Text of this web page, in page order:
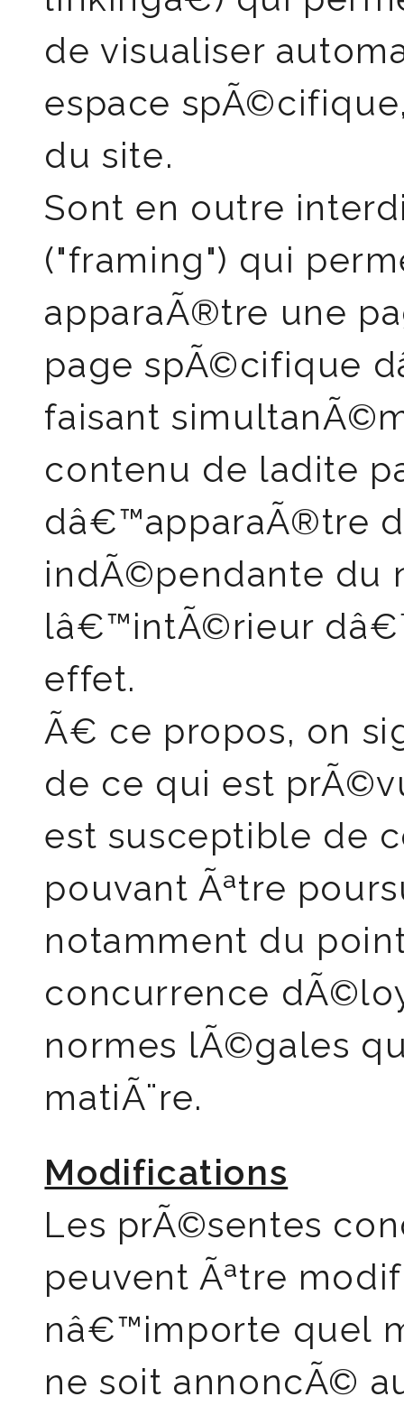
de visualiser
espace
du site.
Sont en outre
("framing") qui
apparaÃ®tre une
page spÃ©cifique
faisant
contenu de ladite
dâ€™apparaÃ®tre
indÃ©pendante du
lâ€™intÃ©rieur
effet.
Ã€ ce propos, on
de ce qui est
est susceptible de
pouvant Ãªtre
notamment du
concurrence
normes lÃ©gales
matiÃ¨re.
Modifications
Les prÃ©sentes
peuvent Ãªtre
nâ€™importe quel
ne soit annoncÃ©